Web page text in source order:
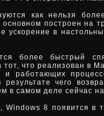
как нельзя
построен на
ускорение в
более быстрый
что реализован в
и работающих
чего
в самом деле сейчас
8 появится в